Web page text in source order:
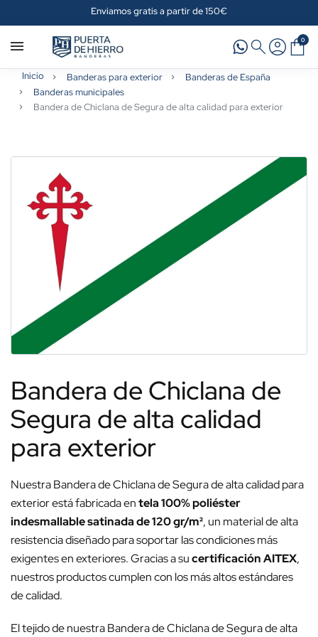
Enviamos gratis a partir de 150€
0
Inicio Banderas para exterior
Banderas de España
Banderas municipales
Bandera de Chiclana de Segura de alta calidad para exterior
Bandera de Chiclana de
Segura de alta calidad
para exterior
Nuestra Bandera de Chiclana de Segura de alta calidad para
exterior está fabricada entela 100% poliéster
indesmallable satinada de 120 gr/m², un material de alta
resistencia diseñado para soportar las condiciones más
exigentes en exteriores. Gracias a sucertificación AITEX,
nuestros productos cumplen con los más altos estándares
de calidad.
El tejido de nuestra Bandera de Chiclana de Segura de alta